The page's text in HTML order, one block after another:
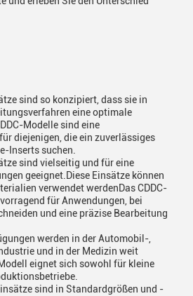
sind so konzipiert, dass sie in
eine optimale
Modelle sind eine
diejenigen, die ein zuverlässiges
Inserts suchen.
sind vielseitig und für eine
geeignet.Diese Einsätze können
verwendet werdenDas CDDC-
für Anwendungen, bei
und eine präzise Bearbeitung
werden in der Automobil-,
und in der Medizin weit
eignet sich sowohl für kleine
sind in Standardgrößen und -